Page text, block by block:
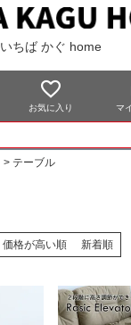
いちば かぐ home
お気に入り マ
テーブル
価格が高い順 新着順